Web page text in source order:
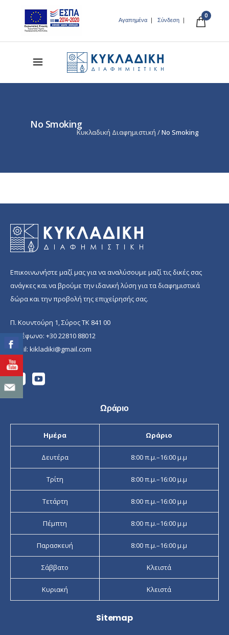
Αγαπημένα Σύνδεση
0
No Smoking
Κυκλαδική Διαφημιστική /No Smoking
Επικοινωνήστε μαζί μας για να αναλύσουμε μαζί τις δικές σας
ανάγκες και να βρούμε την ιδανική λύση για τα διαφημιστικά
δώρα και την προβολή της επιχείρησής σας.
Π. Κουντούρη 1, Σύρος ΤΚ 841 00
Τηλέφωνο: +30 22810 88012
Email: kikladiki@gmail.com
Ωράριο
Ημέρα Ωράριο
Δευτέρα 8:00 π.μ.–16:00 μ.μ
Τρίτη 8:00 π.μ.–16:00 μ.μ
Τετάρτη 8:00 π.μ.–16:00 μ.μ
Πέμπτη 8:00 π.μ.–16:00 μ.μ
Παρασκευή 8:00 π.μ.–16:00 μ.μ
Σάββατο Κλειστά
Κυριακή Κλειστά
Sitemap